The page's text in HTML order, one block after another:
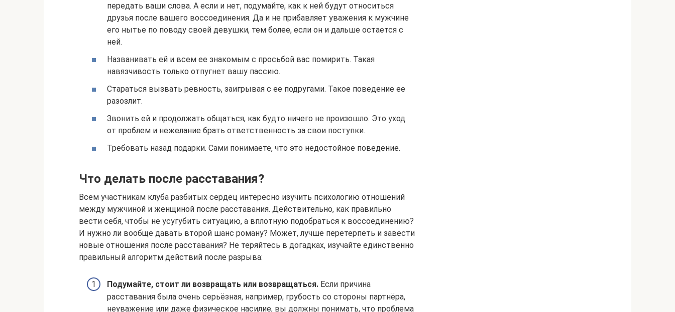
передать ваши слова. А если и нет, подумайте, как к ней будут относиться
друзья после вашего воссоединения. Да и не прибавляет уважения к мужчине
его нытье по поводу своей девушки, тем более, если он и дальше остается с
ней.
Названивать ей и всем ее знакомым с просьбой вас помирить. Такая
навязчивость только отпугнет вашу пассию.
Стараться вызвать ревность, заигрывая с ее подругами. Такое поведение ее
разозлит.
Звонить ей и продолжать общаться, как будто ничего не произошло. Это уход
от проблем и нежелание брать ответственность за свои поступки.
Требовать назад подарки. Сами понимаете, что это недостойное поведение.
Что делать после расставания?
Всем участникам клуба разбитых сердец интересно изучить психологию отношений
между мужчиной и женщиной после расставания. Действительно, как правильно
вести себя, чтобы не усугубить ситуацию, а вплотную подобраться к воссоединению?
И нужно ли вообще давать второй шанс роману? Может, лучше перетерпеть и завести
новые отношения после расставания? Не теряйтесь в догадках, изучайте единственно
правильный алгоритм действий после разрыва:
Подумайте, стоит ли возвращать или возвращаться. Если причина
расставания была очень серьёзная, например, грубость со стороны партнёра,
неуважение или даже физическое насилие, вы должны понимать, что проблема